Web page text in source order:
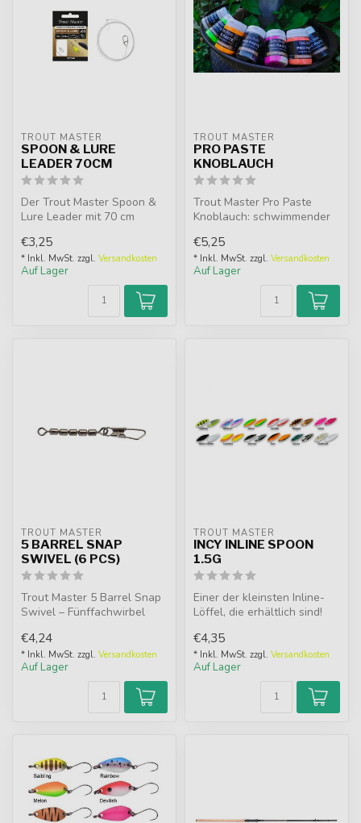
TROUT MASTER
SPOON & LURE
LEADER 70CM
Der Trout Master Spoon &
Lure Leader mit 70 cm
Angeln mit...
€3,25
* Inkl. MwSt. zzgl. Versandkosten
Auf Lager
TROUT MASTER
PRO PASTE
KNOBLAUCH
Trout Master Pro Paste
Knoblauch: schwimmender
Knoblauc...
€5,25
* Inkl. MwSt. zzgl. Versandkosten
Auf Lager
TROUT MASTER
5 BARREL SNAP
SWIVEL (6 PCS)
Trout Master 5 Barrel Snap
Swivel – Fünffachwirbel
sorg...
€4,24
* Inkl. MwSt. zzgl. Versandkosten
Auf Lager
TROUT MASTER
INCY INLINE SPOON
1.5G
Einer der kleinsten Inline-
Löffel, die erhältlich sind!
€4,35
* Inkl. MwSt. zzgl. Versandkosten
Auf Lager